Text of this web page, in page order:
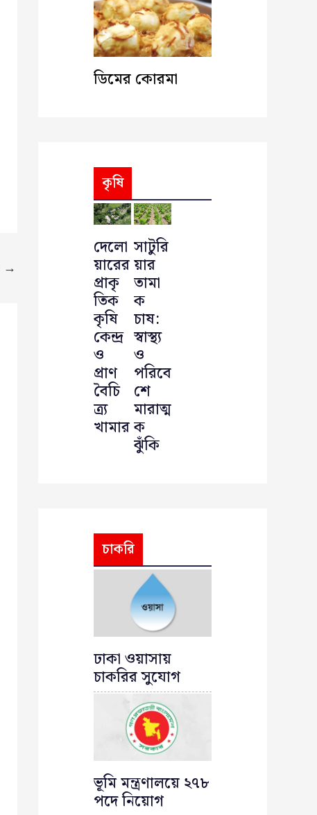
→
ডিমের কোরমা
কৃষি
দেলো
য়ারের
প্রাকৃ
তিক
কৃষি
কেন্দ্র
ও
প্রাণ
বৈচি
ত্র্য
খামার
সাটুরি
য়ার
তামা
ক
চাষ:
স্বাস্থ্য
ও
পরিবে
শে
মারাত্ম
ক
ঝুঁকি
চাকরি
ঢাকা ওয়াসায়
চাকরির সুযোগ
ভূমি মন্ত্রণালয়ে ২৭৮
পদে নিয়োগ